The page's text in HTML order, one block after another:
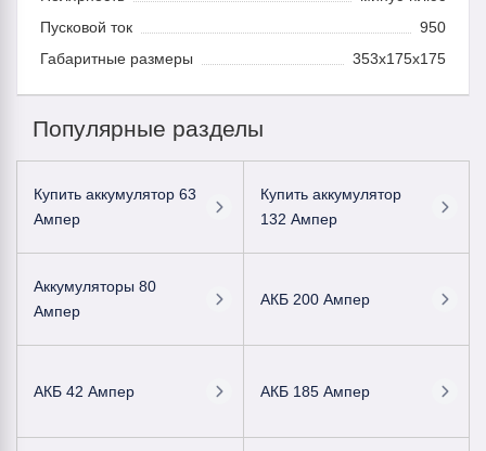
Пусковой ток
950
Габаритные размеры
353x175x175
Популярные разделы
Купить аккумулятор 63
Ампер
Купить аккумулятор
132 Ампер
Аккумуляторы 80
Ампер
АКБ 200 Ампер
АКБ 42 Ампер АКБ 185 Ампер